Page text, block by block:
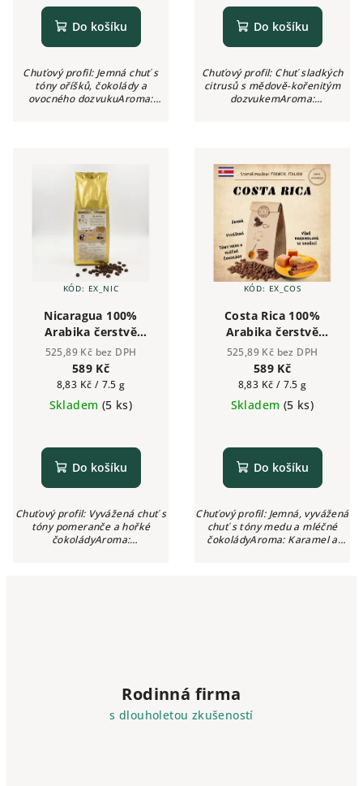
Rodinná firma
s dlouholetou zkušeností
Do košíku
Chuťový profil: Jemná chuť s
tóny oříšků, čokolády a
ovocného dozvukuAroma:
Do košíku
Chuťový profil: Chuť sladkých
citrusů s mědově-kořenitým
dozvukemAroma:
Nicaragua 100%
Arabika čerstvě
pražená zrnková káva
alacaffé 500g | Česká
pražírna
525,89 Kč bez DPH
589 Kč
Měrná
cena:
8,83 Kč / 7.5 g
Skladem (5 ks)
Do košíku
Chuťový profil: Vyvážená chuť s
tóny pomeranče a hořké
čokoládyAroma:
KÓD: EX_NIC
Costa Rica 100%
Arabika čerstvě
pražená zrnková káva
alacaffé 500g | Česká
pražírna
525,89 Kč bez DPH
589 Kč
Měrná
cena:
8,83 Kč / 7.5 g
Skladem (5 ks)
Do košíku
Chuťový profil: Jemná, vyvážená
chuť s tóny medu a mléčné
čokoládyAroma: Karamel a
KÓD: EX_COS